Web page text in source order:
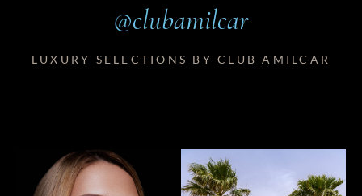
@clubamilcar
LUXURY SELECTIONS BY CLUB AMILCAR